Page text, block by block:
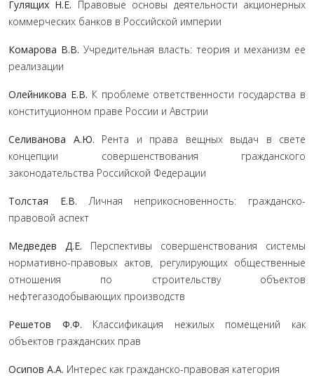
Гулящих Н.Е. Правовые основы деятельности акционерных
коммерческих банков в Российской империи
Комарова В.В. Учредительная власть: теория и механизм ее
реализации
Олейникова Е.В. К проблеме ответственности государства в
конституционном праве России и Австрии
Селиванова А.Ю. Рента и права вещных выдач в свете
концепции совершенствования гражданского
законодательства Российской Федерации
Толстая Е.В.Личная неприкосновенность: гражданско-
правовой аспект
Медведев Д.Е. Перспективы совершенствования системы
нормативно-правовых актов, регулирующих общественные
отношения по строительству объектов
нефтегазодобывающих производств
Решетов Ф.Ф. Классификация нежилых помещений как
объектов гражданских прав
Осипов А.А. Интерес как гражданско-правовая категория